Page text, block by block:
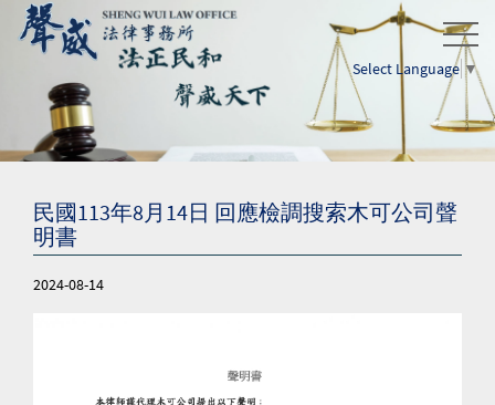
Select Language ▼
民國113年8月14日 回應檢調搜索木可公司聲
明書
2024-08-14